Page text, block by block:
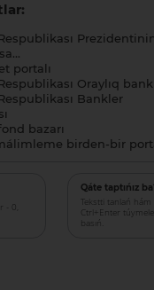
portalı
Oraylıq banki
Bankler
bazarı
birden-bir
0,
Qáte taptıńız
Tekstti tanlań hám
Ctrl+Enter
basıń.